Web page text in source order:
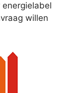
willen